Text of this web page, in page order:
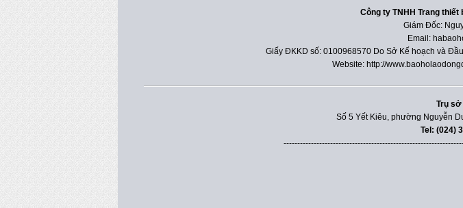
Công ty TNHH Trang
Giám Đốc:
Email:
Giấy ĐKKD số: 0100968570 Do Sở Kế hoạch và
Website: http://
Trụ sở
Số 5 Yết Kiêu, phường Nguyễn
Tel: (024)